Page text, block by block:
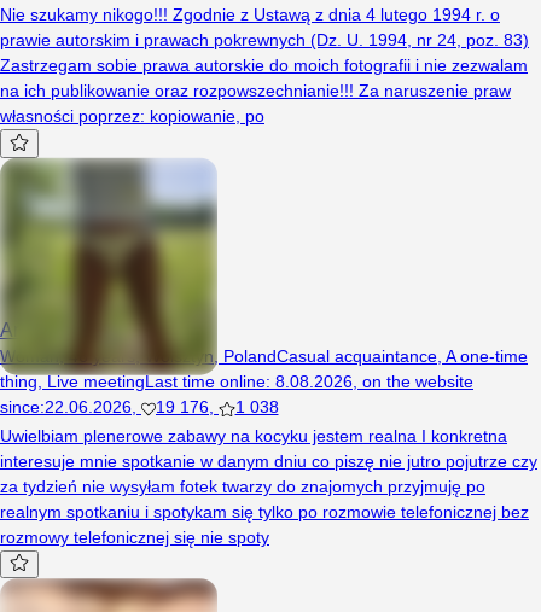
Nie szukamy nikogo!!! Zgodnie z Ustawą z dnia 4 lutego 1994 r. o
prawie autorskim i prawach pokrewnych (Dz. U. 1994, nr 24, poz. 83)
Zastrzegam sobie prawa autorskie do moich fotografii i nie zezwalam
na ich publikowanie oraz rozpowszechnianie!!! Za naruszenie praw
własności poprzez: kopiowanie, po
Analnarealna45
Woman, 46 years, Wolsztyn, PolandCasual acquaintance A one-time
thing,Live meetingLast time online: 8.08.2026 on the website
since:22.06.2026 19 176
1 038
Uwielbiam plenerowe zabawy na kocyku jestem realna I konkretna
interesuje mnie spotkanie w danym dniu co piszę nie jutro pojutrze czy
za tydzień nie wysyłam fotek twarzy do znajomych przyjmuję po
realnym spotkaniu i spotykam się tylko po rozmowie telefonicznej bez
rozmowy telefonicznej się nie spoty